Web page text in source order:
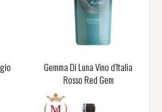
Gemma Di Luna Vino d’Italia
Rosso Red Gem